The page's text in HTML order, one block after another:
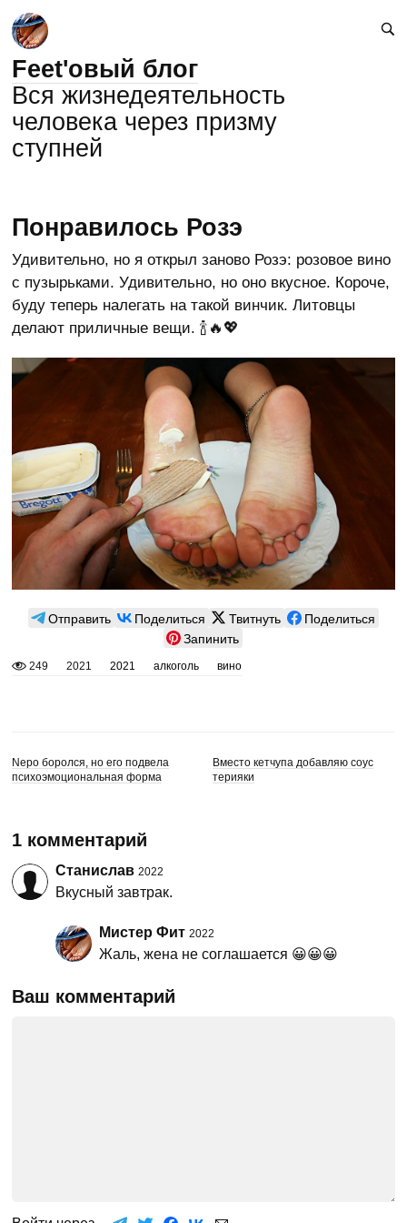
Feet'овый блог
Вся жизнедеятельность
человека через призму
ступней
Понравилось Розэ
Удивительно, но я открыл заново Розэ: розовое вино
с пузырьками. Удивительно, но оно вкусное. Короче,
буду теперь налегать на такой винчик. Литовцы
делают приличные вещи. 🍾🔥💖
Отправить Поделиться Твитнуть
Поделиться
Запинить
249 2021 2021 алкоголь вино
Nepo боролся, но его подвела
психоэмоциональная форма
Вместо кетчупа добавляю соус
терияки
1 комментарий
Станислав 2022
Вкусный завтрак.
Мистер Фит 2022
Жаль, жена не соглашается 😀😀😀
Ваш комментарий